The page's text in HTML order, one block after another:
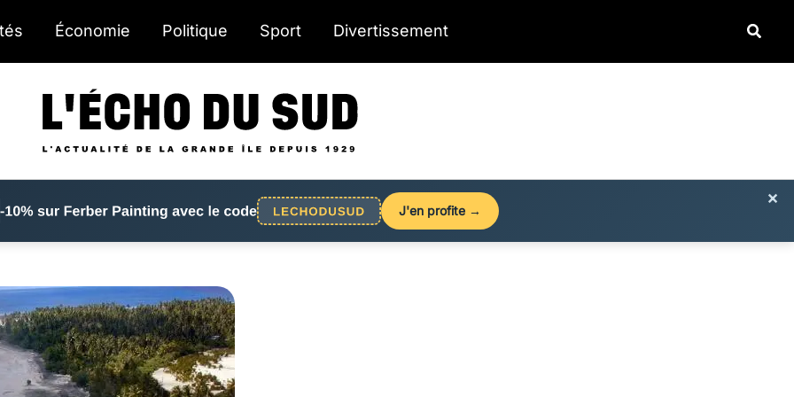
Économie Politique Sport Divertissement
×
J'en profite →